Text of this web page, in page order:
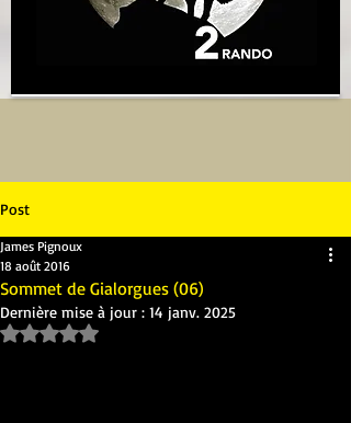
Post
Sommet de Gialorgues (06)
James Pignoux
18 août 2016
Dernière mise à jour : 14 janv. 2025
Noté NaN étoiles sur 5.